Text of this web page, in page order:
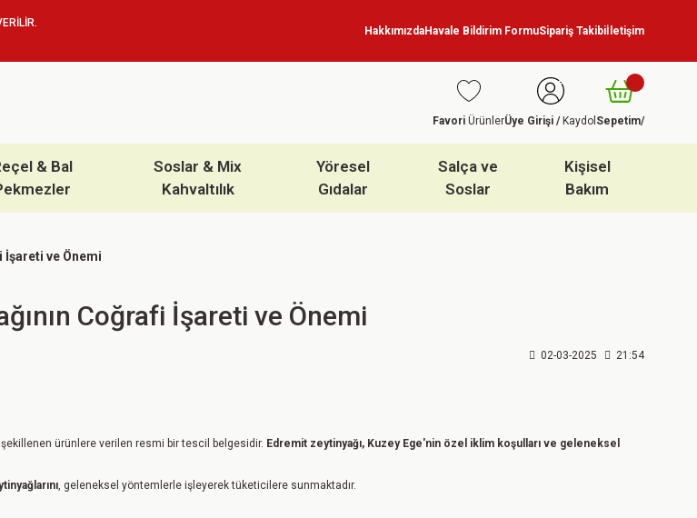
HakkımızdaHavale Bildirim FormuSipariş Takibiİletişim
Favori ÜrünlerÜye Girişi /Kaydol Sepetim/
& Bal
Soslar & Mix
Kahvaltılık
Yöresel
Gıdalar
Salça ve
Soslar
Kişisel
Bakım
İşareti ve Önemi
Coğrafi İşareti ve Önemi
02-03-2025 21:54
ürünlere verilen resmi bir tescil belgesidir. Edremit zeytinyağı, Kuzey Ege'nin özel iklim koşulları ve geleneksel
, geleneksel yöntemlerle işleyerek tüketicilere sunmaktadır.